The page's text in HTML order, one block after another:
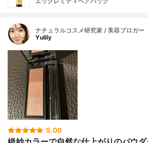
ナチュラルコスメ研究家 / 美容ブロガー
Yulily
5.00